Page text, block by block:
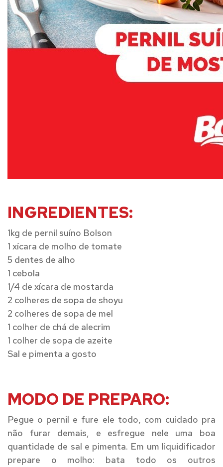
INGREDIENTES:
1kg de pernil suíno Bolson
1 xícara de molho de tomate
5 dentes de alho
1 cebola
1/4 de xícara de mostarda
2 colheres de sopa de shoyu
2 colheres de sopa de mel
1 colher de chá de alecrim
1 colher de sopa de azeite
Sal e pimenta a gosto
MODO DE PREPARO:
Pegue o pernil e fure ele todo, com cuidado pra
não furar demais, e esfregue nele uma boa
quantidade de sal e pimenta. Em um liquidificador
prepare o molho: bata todo os outros